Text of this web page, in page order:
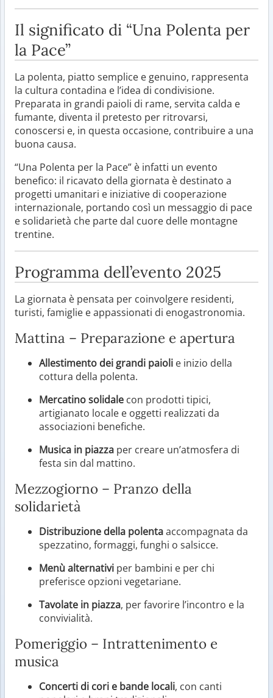
Il significato di “Una Polenta per
la Pace”
La polenta, piatto semplice e genuino, rappresenta
la cultura contadina e l’idea di condivisione.
Preparata in grandi paioli di rame, servita calda e
fumante, diventa il pretesto per ritrovarsi,
conoscersi e, in questa occasione, contribuire a una
buona causa.
“Una Polenta per la Pace” è infatti un evento
benefico: il ricavato della giornata è destinato a
progetti umanitari e iniziative di cooperazione
internazionale, portando così un messaggio di pace
e solidarietà che parte dal cuore delle montagne
trentine.
Programma dell’evento 2025
La giornata è pensata per coinvolgere residenti,
turisti, famiglie e appassionati di enogastronomia.
Mattina – Preparazione e apertura
Allestimento dei grandi paioli e inizio della
cottura della polenta.
Mercatino solidale con prodotti tipici,
artigianato locale e oggetti realizzati da
associazioni benefiche.
Musica in piazza per creare un’atmosfera di
festa sin dal mattino.
Mezzogiorno – Pranzo della
solidarietà
Distribuzione della polentaaccompagnata da
spezzatino, formaggi, funghi o salsicce.
Menù alternativi per bambini e per chi
preferisce opzioni vegetariane.
Tavolate in piazza, per favorire l’incontro e la
convivialità.
Pomeriggio – Intrattenimento e
musica
Concerti di cori e bande locali, con canti